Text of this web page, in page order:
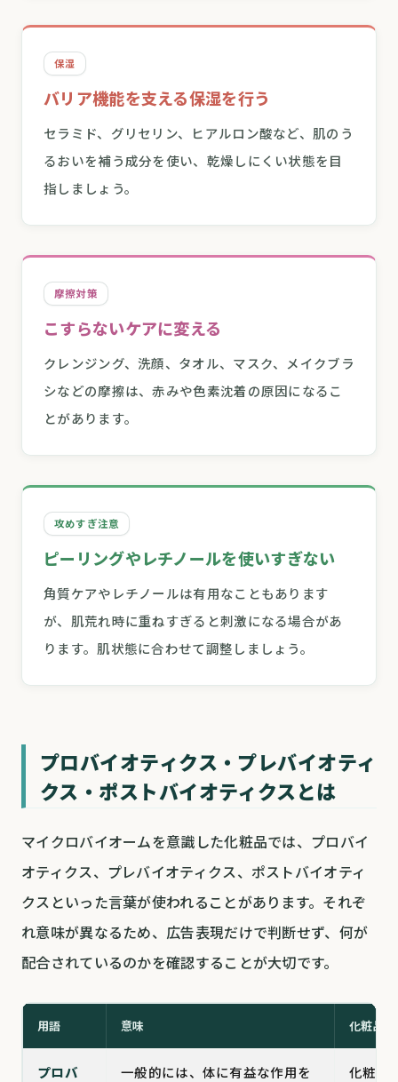
保湿
バリア機能を支える保湿を行う
セラミド、グリセリン、ヒアルロン酸など、肌のう
るおいを補う成分を使い、乾燥しにくい状態を目
指しましょう。
摩擦対策
こすらないケアに変える
クレンジング、洗顔、タオル、マスク、メイクブラ
シなどの摩擦は、赤みや色素沈着の原因になるこ
とがあります。
攻めすぎ注意
ピーリングやレチノールを使いすぎない
角質ケアやレチノールは有用なこともあります
が、肌荒れ時に重ねすぎると刺激になる場合があ
ります。肌状態に合わせて調整しましょう。
プロバイオティクス・プレバイオティ
クス・ポストバイオティクスとは
マイクロバイオームを意識した化粧品では、プロバイ
オティクス、プレバイオティクス、ポストバイオティ
クスといった言葉が使われることがあります。それぞ
れ意味が異なるため、広告表現だけで判断せず、何が
配合されているのかを確認することが大切です。
用語 意味 化粧品
プロバ
一般的には、体に有益な作用を
化粧品